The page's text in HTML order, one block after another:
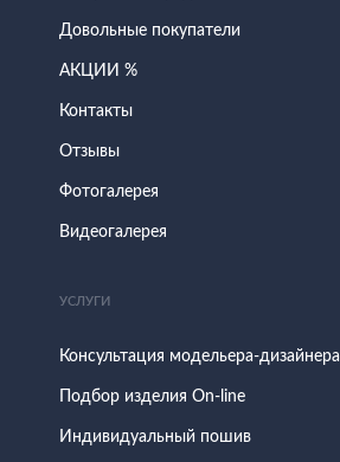
Довольные покупатели
АКЦИИ %
Контакты
Отзывы
Фотогалерея
Видеогалерея
УСЛУГИ
Консультация модельера-дизайнера
Подбор изделия On-line
Индивидуальный пошив